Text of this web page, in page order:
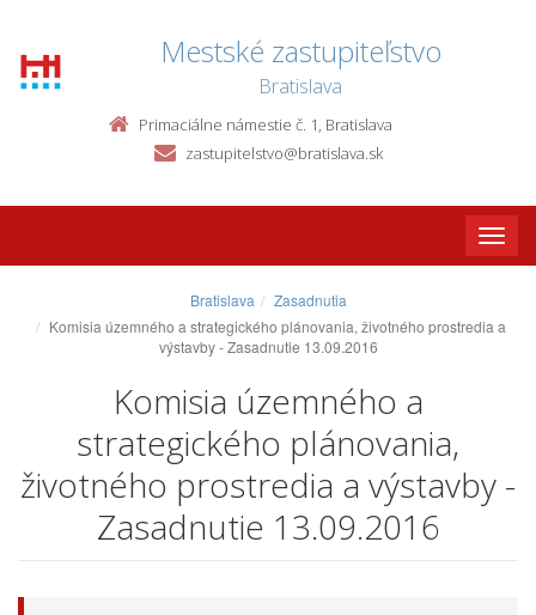
Mestské zastupiteľstvo
Bratislava
Primaciálne námestie č. 1, Bratislava
zastupitelstvo@bratislava.sk
Toggle
Bratislava
Zasadnutia
Komisia územného a strategického plánovania, životného prostredia a
výstavby - Zasadnutie 13.09.2016
Komisia územného a
strategického plánovania,
životného prostredia a výstavby -
Zasadnutie 13.09.2016